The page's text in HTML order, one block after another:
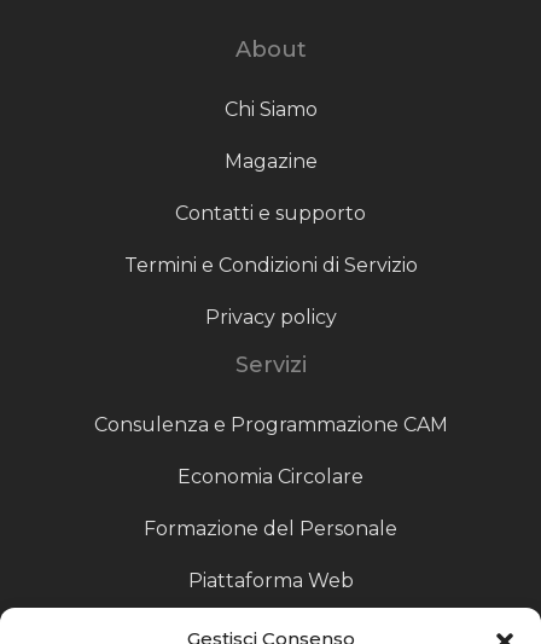
Gestisci Consenso
About
Chi Siamo
Magazine
Contatti e supporto
Termini e Condizioni di Servizio
Privacy policy
Servizi
Consulenza e Programmazione CAM
Economia Circolare
Formazione del Personale
Piattaforma Web
Scouting fornitori